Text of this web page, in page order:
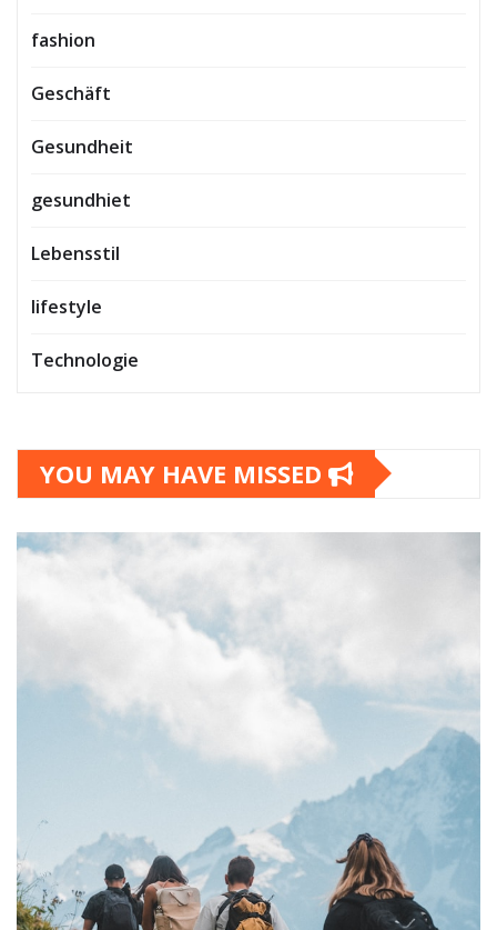
fashion
Geschäft
Gesundheit
gesundhiet
Lebensstil
lifestyle
Technologie
YOU MAY HAVE MISSED